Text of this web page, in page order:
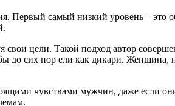
Первый самый низкий уровень – это
цели. Такой подход автор
до сих пор ели как дикари.
чувствами мужчин, даже если